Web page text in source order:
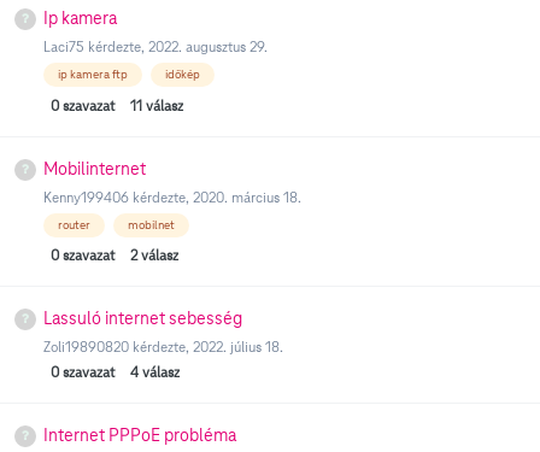
Ip kamera
Laci75 kérdezte, 2022. augusztus 29.
ip kamera ftp időkép
0 szavazat 11 válasz
Mobilinternet
Kenny199406 kérdezte, 2020. március 18.
router mobilnet
0 szavazat 2 válasz
Lassuló internet sebesség
Zoli19890820 kérdezte, 2022. július 18.
0 szavazat 4 válasz
Internet PPPoE probléma